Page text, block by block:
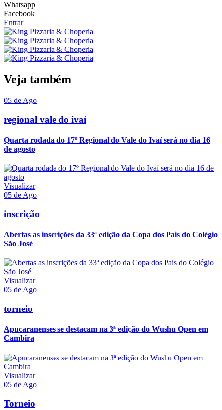
Whatsapp
Facebook
Entrar
Veja também
05 de Ago
regional vale do ivaí
Quarta rodada do 17º Regional do Vale do Ivaí será no dia 16
de agosto
Visualizar
05 de Ago
inscrição
Abertas as inscrições da 33ª edição da Copa dos Pais do Colégio
São José
Visualizar
05 de Ago
torneio
Apucaranenses se destacam na 3ª edição do Wushu Open em
Cambira
Visualizar
05 de Ago
Torneio